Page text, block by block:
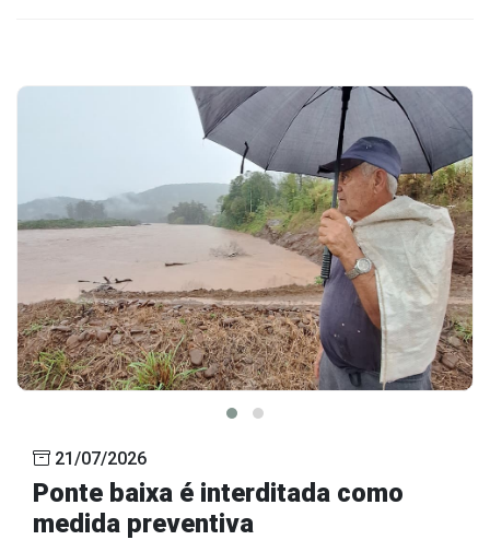
21/07/2026
Ponte baixa é interditada como
medida preventiva